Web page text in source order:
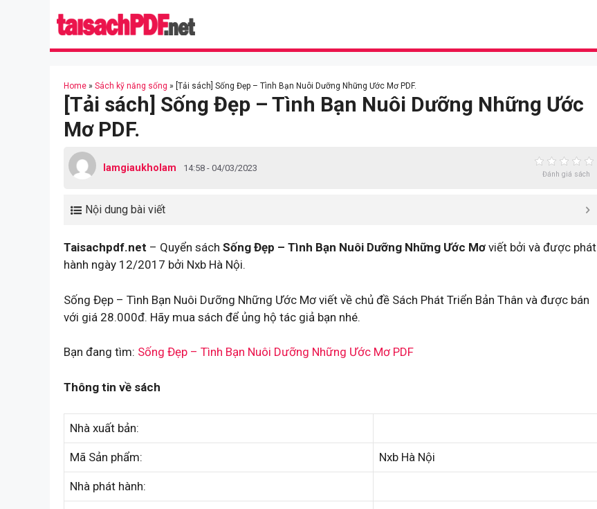
Home » Sách kỹ năng sống » [Tải sách] Sống Đẹp – Tình Bạn Nuôi Dưỡng Những Ước Mơ PDF.
[Tải sách] Sống Đẹp – Tình Bạn Nuôi Dưỡng Những Ước
Mơ PDF.
lamgiaukholam 14:58 - 04/03/2023
Đánh giá sách
Nội dung bài viết
Taisachpdf.net – Quyển sách Sống Đẹp – Tình Bạn Nuôi Dưỡng Những Ước Mơ viết bởi và được phát
hành ngày 12/2017 bởi Nxb Hà Nội.
Sống Đẹp – Tình Bạn Nuôi Dưỡng Những Ước Mơ viết về chủ đề Sách Phát Triển Bản Thân và được bán
với giá 28.000đ. Hãy mua sách để ủng hộ tác giả bạn nhé.
Bạn đang tìm: Sống Đẹp – Tình Bạn Nuôi Dưỡng Những Ước Mơ PDF
Thông tin về sách
Nhà xuất bản:
Mã Sản phẩm: Nxb Hà Nội
Nhà phát hành: